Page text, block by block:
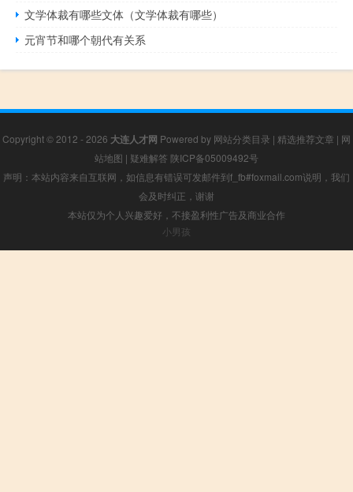
文学体裁有哪些文体（文学体裁有哪些）
元宵节和哪个朝代有关系
Copyright © 2012 - 2026 大连人才网 Powered by 网站分类目录 | 精选推荐文章 | 网
站地图 | 疑难解答 陕ICP备05009492号
声明：本站内容来自互联网，如信息有错误可发邮件到f_fb#foxmail.com说明，我们
会及时纠正，谢谢
本站仅为个人兴趣爱好，不接盈利性广告及商业合作
小男孩